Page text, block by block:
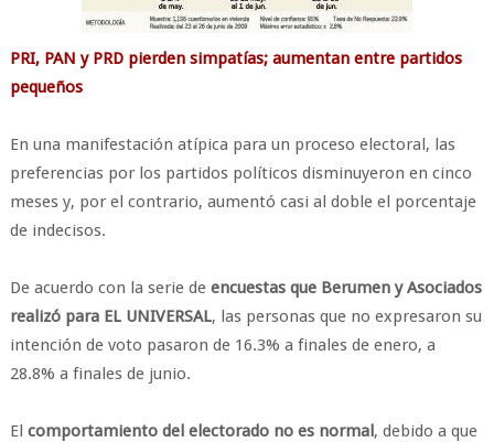
PRI, PAN y PRD pierden simpatías; aumentan entre partidos
pequeños
En una manifestación atípica para un proceso electoral, las
preferencias por los partidos políticos disminuyeron en cinco
meses y, por el contrario, aumentó casi al doble el porcentaje
de indecisos.
De acuerdo con la serie de encuestas que Berumen y Asociados
realizó para EL UNIVERSAL, las personas que no expresaron su
intención de voto pasaron de 16.3% a finales de enero, a
28.8% a finales de junio.
El comportamiento del electorado no es normal, debido a que